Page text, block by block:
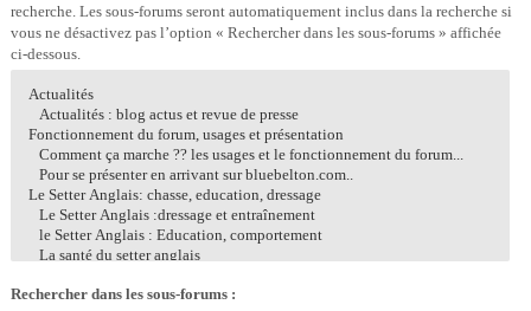
recherche. Les sous-forums seront automatiquement inclus dans la recherche si
vous ne désactivez pas l’option « Rechercher dans les sous-forums » affichée
ci-dessous.
Rechercher dans les sous-forums :